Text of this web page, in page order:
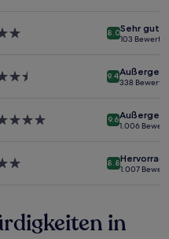
8.0Sehr gut
103
9.4
338
9.6
1.006
8.8
1.007
in